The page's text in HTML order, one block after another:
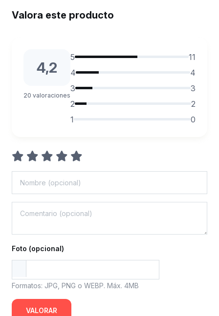
Valora este producto
Foto (opcional)
Formatos: JPG, PNG o WEBP. Máx. 4MB
VALORAR
4,2
20 valoraciones
5
11
4
4
3
3
2
2
1
0